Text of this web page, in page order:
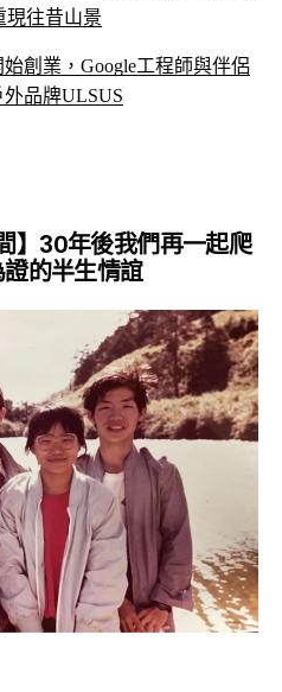
現往昔山景
創業，Google工程師與伴侶
品牌ULSUS
】30年後我們再一起爬
的半生情誼